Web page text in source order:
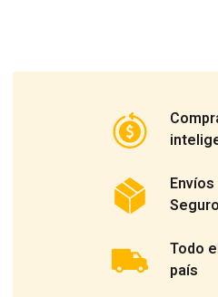
Envíos
Todo
país